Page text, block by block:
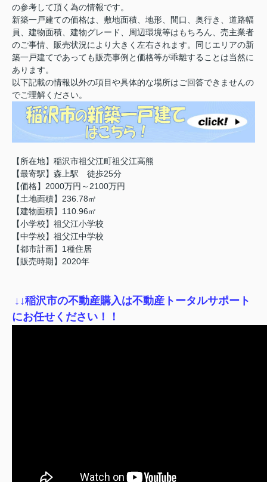
の参考して頂く為の情報です。
新築一戸建ての価格は、敷地面積、地形、間口、奥行き、道路幅
員、建物面積、建物グレード、周辺環境等はもちろん、売主業者
のご事情、販売状況により大きく左右されます。同じエリアの新
築一戸建てであっても販売事例と価格等が乖離することは当然に
あります。
以下記載の情報以外の項目や具体的な場所はご回答できませんの
でご理解ください。
【所在地】稲沢市祖父江町祖父江高熊
【最寄駅】森上駅 徒歩25分
【価格】2000万円～2100万円
【土地面積】236.78㎡
【建物面積】110.96㎡
【小学校】祖父江小学校
【中学校】祖父江中学校
【都市計画】1種住居
【販売時期】2020年
↓ ↓稲沢市の不動産購入は不動産トータルサポート
にお任せください！！